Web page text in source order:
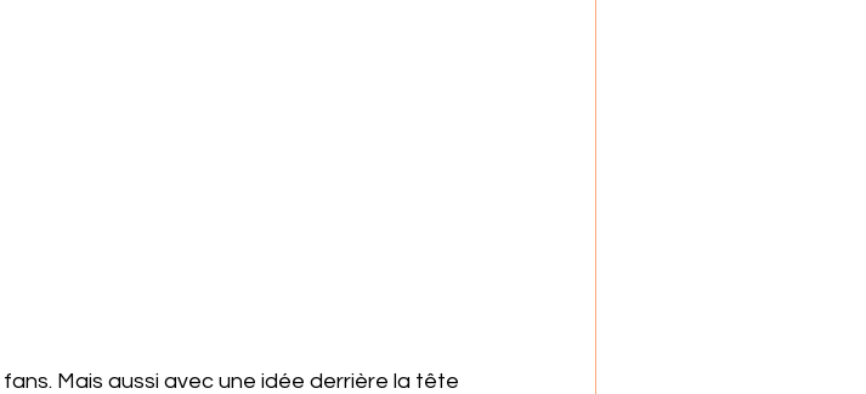
Mais aussi avec une idée derrière la tête